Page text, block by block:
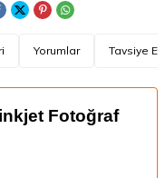
Yorumlar Tavsiye Et
Fotoğraf